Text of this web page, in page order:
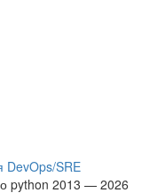
DevOps/SRE
python 2013 — 2026